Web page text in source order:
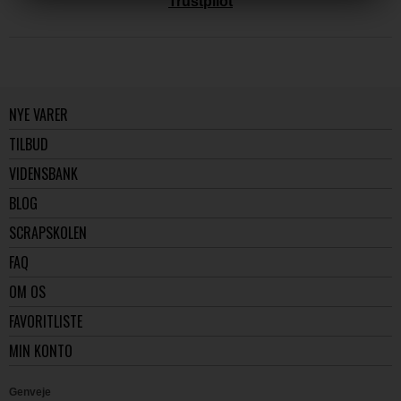
NYE VARER
TILBUD
VIDENSBANK
BLOG
SCRAPSKOLEN
FAQ
OM OS
FAVORITLISTE
MIN KONTO
Genveje